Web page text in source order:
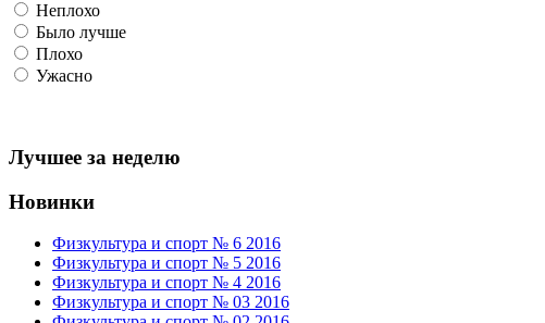
Неплохо
Было лучше
Плохо
Ужасно
Лучшее за неделю
Новинки
Физкультура и спорт № 6 2016
Физкультура и спорт № 5 2016
Физкультура и спорт № 4 2016
Физкультура и спорт № 03 2016